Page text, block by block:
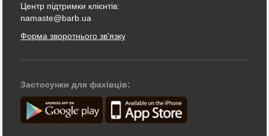
Центр підтримки клієнтів:
namaste@barb.ua
Форма зворотнього зв'язку
Застосунки для фахівців: